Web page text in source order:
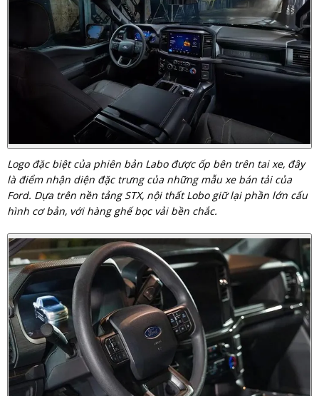
Logo đặc biệt của phiên bản Labo được ốp bên trên tai xe, đây
là điểm nhận diện đặc trưng của những mẫu xe bán tải của
Ford. Dựa trên nền tảng STX, nội thất Lobo giữ lại phần lớn cấu
hình cơ bản, với hàng ghế bọc vải bền chắc.